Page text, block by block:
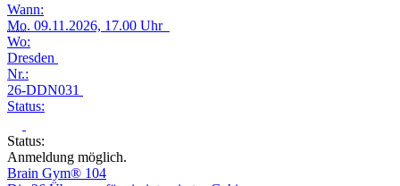
Wann:
Mo. 09.11.2026, 17.00 Uhr
Wo:
Dresden
Nr.:
26-DDN031
Status:
Status:
Anmeldung möglich.
Brain Gym® 104